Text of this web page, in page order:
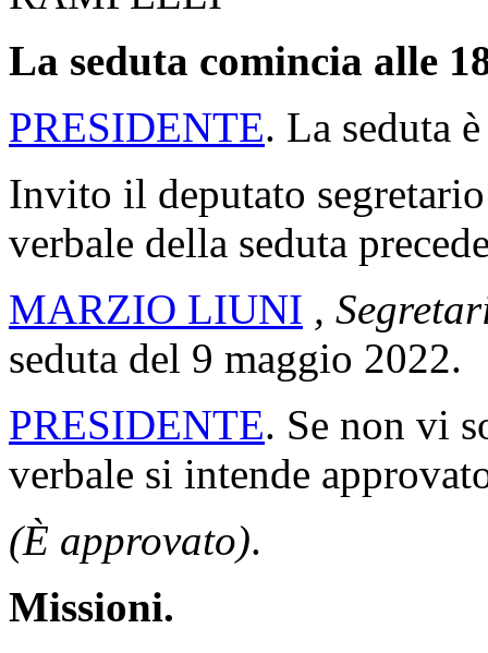
La seduta comincia alle
PRESIDENTE. La seduta
Invito il deputato
verbale della seduta
MARZIO LIUNI ,
seduta del 9 maggio 2022.
PRESIDENTE. Se non vi
verbale si intende
(È approvato).
Missioni.